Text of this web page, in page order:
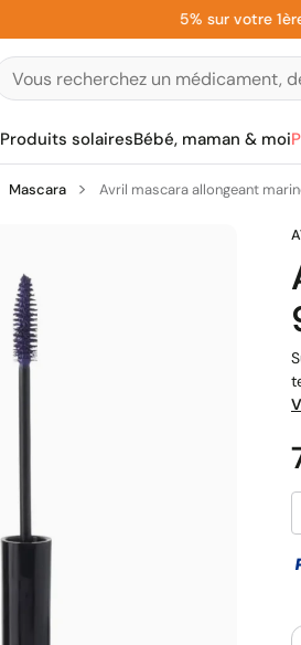
5% sur votre 1ère
Produits solairesBébé, maman & moi
Mascara Avril mascara allongeant